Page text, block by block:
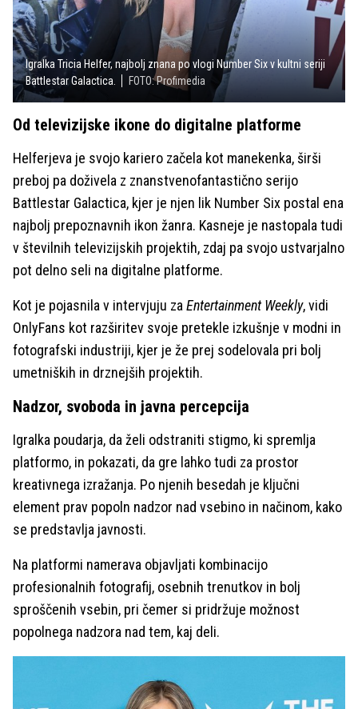
Igralka Tricia Helfer, najbolj znana po vlogi Number Six v kultni seriji
Battlestar Galactica.
FOTO: Profimedia
Od televizijske ikone do digitalne platforme
Helferjeva je svojo kariero začela kot manekenka, širši
preboj pa doživela z znanstvenofantastično serijo
Battlestar Galactica, kjer je njen lik Number Six postal ena
najbolj prepoznavnih ikon žanra. Kasneje je nastopala tudi
v številnih televizijskih projektih, zdaj pa svojo ustvarjalno
pot delno seli na digitalne platforme.
Kot je pojasnila v intervjuju zaEntertainment Weekly, vidi
OnlyFans kot razširitev svoje pretekle izkušnje v modni in
fotografski industriji, kjer je že prej sodelovala pri bolj
umetniških in drznejših projektih.
Nadzor, svoboda in javna percepcija
Igralka poudarja, da želi odstraniti stigmo, ki spremlja
platformo, in pokazati, da gre lahko tudi za prostor
kreativnega izražanja. Po njenih besedah je ključni
element prav popoln nadzor nad vsebino in načinom, kako
se predstavlja javnosti.
Na platformi namerava objavljati kombinacijo
profesionalnih fotografij, osebnih trenutkov in bolj
sproščenih vsebin, pri čemer si pridržuje možnost
popolnega nadzora nad tem, kaj deli.